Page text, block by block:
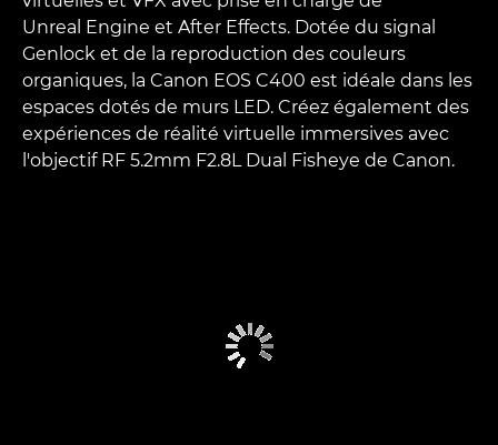
Unreal Engine et After Effects. Dotée du signal
Genlock et de la reproduction des couleurs
organiques, la Canon EOS C400 est idéale dans les
espaces dotés de murs LED. Créez également des
expériences de réalité virtuelle immersives avec
l'objectif RF 5.2mm F2.8L Dual Fisheye de Canon.